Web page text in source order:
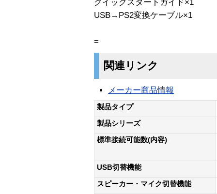
クイックスタートガイド×1
USB→PS2変換ケーブル×1
=
関連リンク
メーカー商品情報
製品タイプ
製品シリーズ
標準接続可能数(内容)
USB切替機能
スピーカー・マイク切替機能